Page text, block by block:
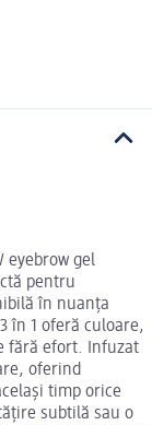
eyebrow gel
pentru
în nuanța
în 1 oferă culoare,
fără efort. Infuzat
oferind
timp orice
subtilă sau o